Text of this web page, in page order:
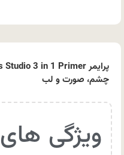
چشم، صورت و لب
ویژگی های